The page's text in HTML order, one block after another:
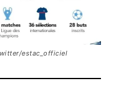
estac_officiel